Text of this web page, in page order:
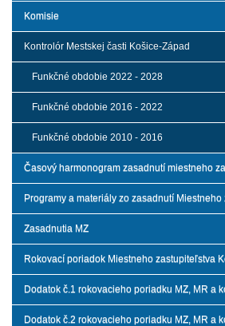
Komisie
Kontrolór Mestskej časti Košice-Západ
Funkčné obdobie 2022 - 2028
Funkčné obdobie 2016 - 2022
Funkčné obdobie 2010 - 2016
Časový harmonogram zasadnutí miestneho
Programy a materiály zo zasadnutí Miestneho
Zasadnutia MZ
Rokovací poriadok Miestneho zastupiteľstva
Dodatok č.1 rokovacieho poriadku MZ, MR a
Dodatok č.2 rokovacieho poriadku MZ, MR a